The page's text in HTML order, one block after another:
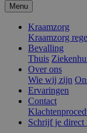
Menu
Kraamzorg
Kraamzorg
Bevalling
Thuis
Over ons
Wie wij zijn
Ervaringen
Contact
Schrijf je direct